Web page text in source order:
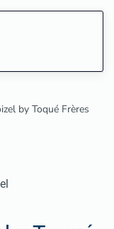
by Toqué Frères